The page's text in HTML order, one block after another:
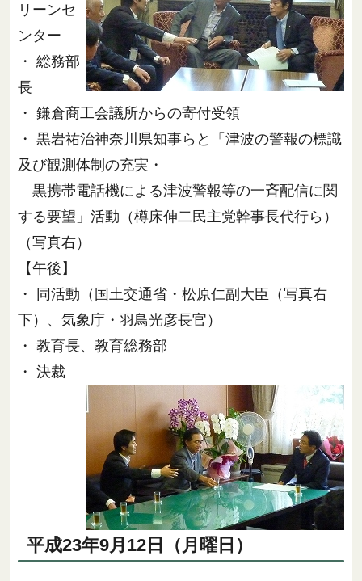
リーンセ
ンター
・ 総務部
長
・ 鎌倉商工会議所からの寄付受領
・ 黒岩祐治神奈川県知事らと「津波の警報の標識
及び観測体制の充実・
黒携帯電話機による津波警報等の一斉配信に関
する要望」活動（樽床伸二民主党幹事長代行ら）
（写真右）
【午後】
・ 同活動（国土交通省・松原仁副大臣（写真右
下）、気象庁・羽鳥光彦長官）
・ 教育長、教育総務部
・ 決裁
平成23年9月12日（月曜日）